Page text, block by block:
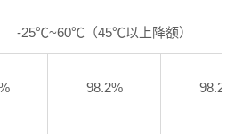
-25℃~60℃（45℃以上降额）
98.2% 98.2%